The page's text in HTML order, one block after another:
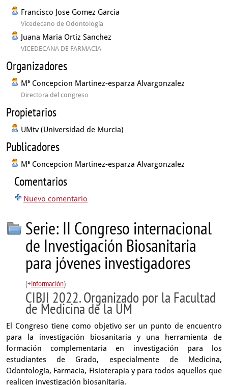
Francisco Jose Gomez Garcia
Vicedecano de Odontología
Juana Maria Ortiz Sanchez
VICEDECANA DE FARMACIA
Organizadores
Mª Concepcion Martinez-esparza Alvargonzalez
Directora del congreso
Propietarios
UMtv (Universidad de Murcia)
Publicadores
Mª Concepcion Martinez-esparza Alvargonzalez
Comentarios
Nuevo comentario
Serie: II Congreso internacional
de Investigación Biosanitaria
para jóvenes investigadores
(+información)
CIBJI 2022. Organizado por la Facultad
de Medicina de la UM
El Congreso tiene como objetivo ser un punto de encuentro
para la investigación biosanitaria y una herramienta de
formación complementaria en investigación para los
estudiantes de Grado, especialmente de Medicina,
Odontología, Farmacia, Fisioterapia y para todos aquellos que
realicen investigación biosanitaria.